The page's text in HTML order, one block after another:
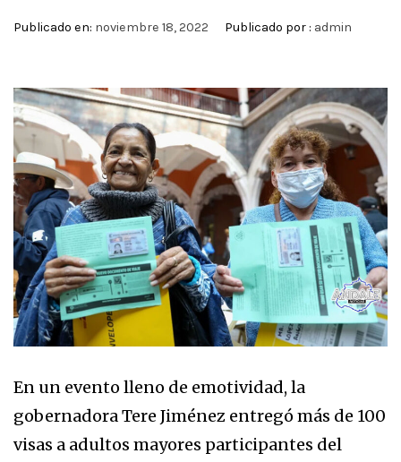
Publicado en: noviembre 18, 2022 Publicado por : admin
En un evento lleno de emotividad, la
gobernadora Tere Jiménez entregó más de 100
visas a adultos mayores participantes del